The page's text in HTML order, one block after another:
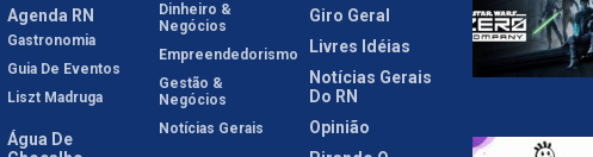
Agenda RN
Gastronomia
Guia De Eventos
Liszt Madruga
Água De
Dinheiro &
Negócios
Empreendedorismo
Gestão &
Negócios
Notícias Gerais
Giro Geral
Livres Idéias
Notícias Gerais
Do RN
Opinião